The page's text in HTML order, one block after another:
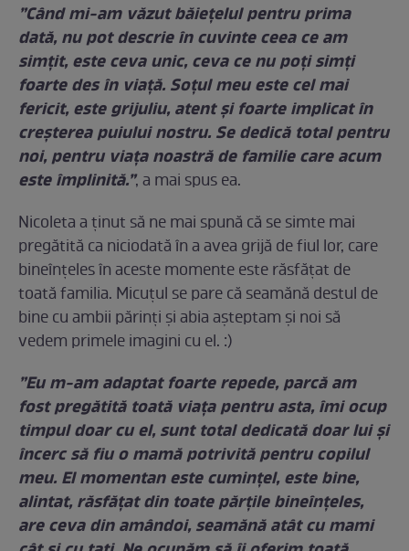
”Când mi-am văzut băiețelul pentru prima
dată, nu pot descrie în cuvinte ceea ce am
simțit, este ceva unic, ceva ce nu poți simți
foarte des în viață. Soțul meu este cel mai
fericit, este grijuliu, atent și foarte implicat în
creșterea puiului nostru. Se dedică total pentru
noi, pentru viața noastră de familie care acum
este împlinită.”, a mai spus ea.
Nicoleta a ținut să ne mai spună că se simte mai
pregătită ca niciodată în a avea grijă de fiul lor, care
bineînțeles în aceste momente este răsfățat de
toată familia. Micuțul se pare că seamănă destul de
bine cu ambii părinți și abia așteptam și noi să
vedem primele imagini cu el. :)
”Eu m-am adaptat foarte repede, parcă am
fost pregătită toată viața pentru asta, îmi ocup
timpul doar cu el, sunt total dedicată doar lui și
încerc să fiu o mamă potrivită pentru copilul
meu. El momentan este cumințel, este bine,
alintat, răsfățat din toate părțile bineînțeles,
are ceva din amândoi, seamănă atât cu mami